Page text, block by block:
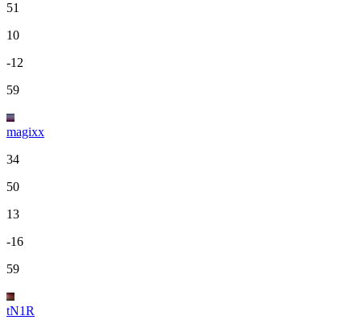
51
10
-12
59
magixx
34
50
13
-16
59
tN1R